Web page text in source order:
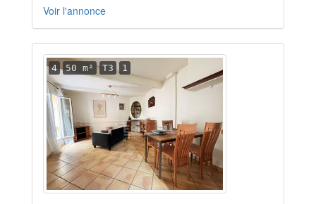
Voir l'annonce
4 50 m² T3 1